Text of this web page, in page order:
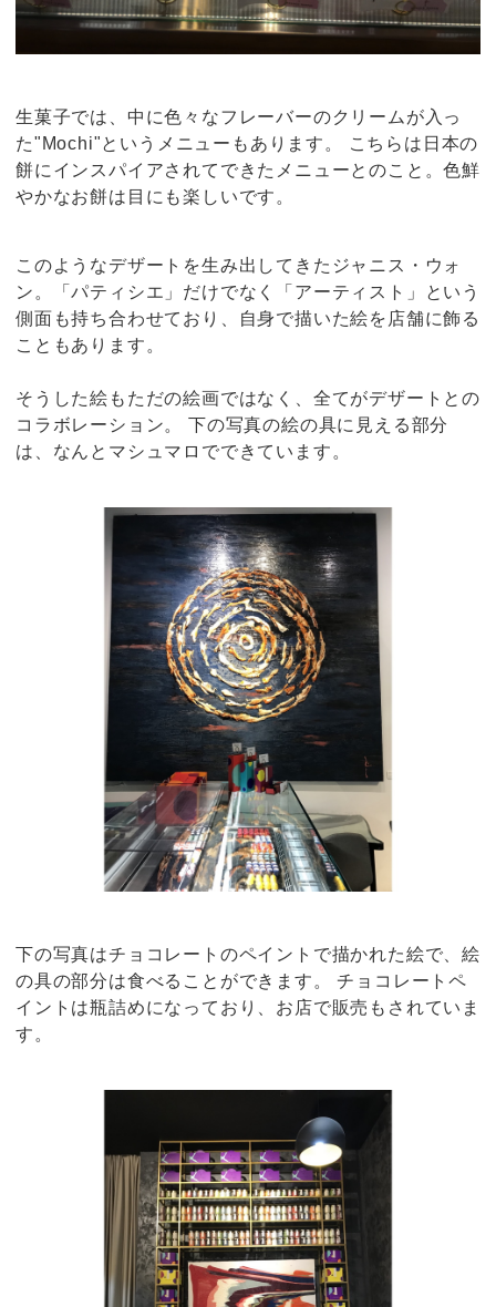
生菓子では、中に色々なフレーバーのクリームが入っ
た"Mochi"というメニューもあります。 こちらは日本の
餅にインスパイアされてできたメニューとのこと。色鮮
やかなお餅は目にも楽しいです。
このようなデザートを生み出してきたジャニス・ウォ
ン。「パティシエ」だけでなく「アーティスト」という
側面も持ち合わせており、自身で描いた絵を店舗に飾る
こともあります。
そうした絵もただの絵画ではなく、全てがデザートとの
コラボレーション。 下の写真の絵の具に見える部分
は、なんとマシュマロでできています。
下の写真はチョコレートのペイントで描かれた絵で、絵
の具の部分は食べることができます。 チョコレートペ
イントは瓶詰めになっており、お店で販売もされていま
す。